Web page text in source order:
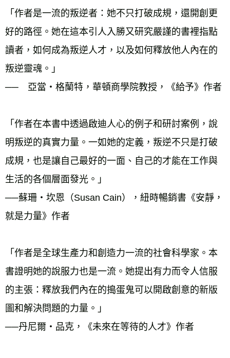
「作者是一流的叛逆者：她不只打破成規，還開創更
好的路徑。她在這本引人入勝又研究嚴謹的書裡指點
讀者，如何成為叛逆人才，以及如何釋放他人內在的
叛逆靈魂。」
──　亞當‧格蘭特，華頓商學院教授，《給予》作者
「作者在本書中透過啟迪人心的例子和研討案例，說
明叛逆的真實力量。一如她的定義，叛逆不只是打破
成規，也是讓自己最好的一面、自己的才能在工作與
生活的各個層面發光。」
──蘇珊‧坎恩（Susan Cain），紐時暢銷書《安靜，
就是力量》作者
「作者是全球生產力和創造力一流的社會科學家。本
書證明她的說服力也是一流。她提出有力而令人信服
的主張：釋放我們內在的搗蛋鬼可以開啟創意的新版
圖和解決問題的力量。」
──丹尼爾‧品克，《未來在等待的人才》作者